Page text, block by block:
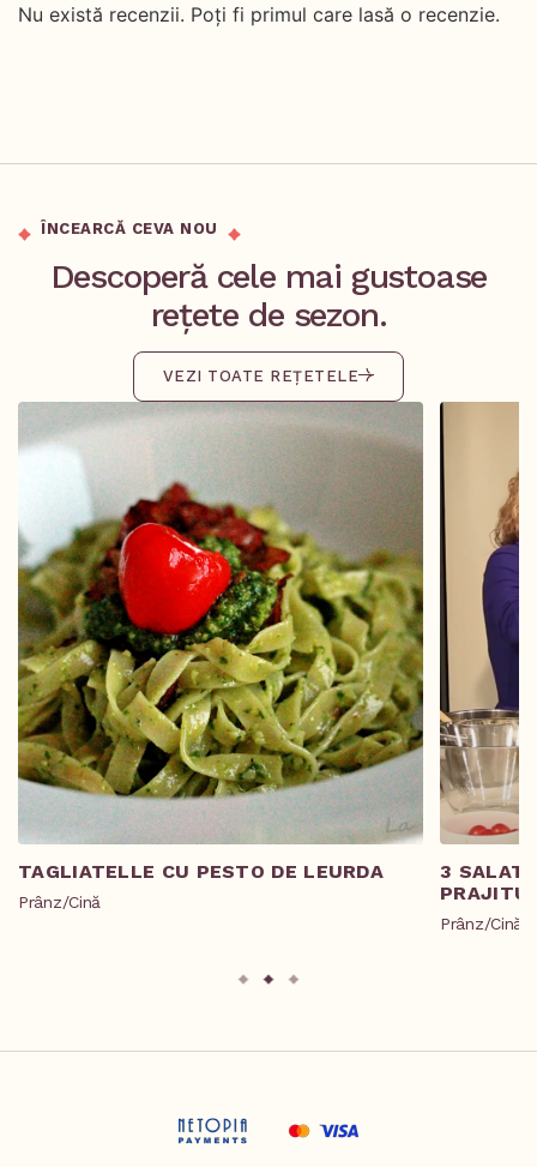
Nu există recenzii. Poți fi primul care lasă o recenzie.
ÎNCEARCĂ CEVA NOU
Descoperă cele mai gustoase
rețete de sezon.
VEZI TOATE REȚETELE
TAGLIATELLE CU PESTO DE LEURDA
Prânz/Cină
3
Prânz/Cină